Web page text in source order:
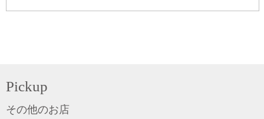
Pickup
その他のお店